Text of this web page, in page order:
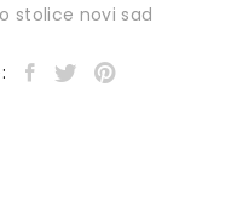
stolice novi sad